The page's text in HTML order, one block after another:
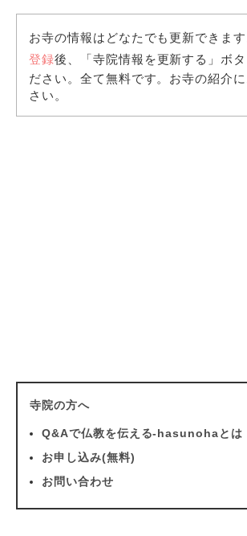
お寺の情報はどなたでも更新できます
登録後、「寺院情報を更新する」ボタ
ださい。全て無料です。お寺の紹介
さい。
寺院の方へ
Q&Aで仏教を伝える-hasunohaとは
お申し込み(無料)
お問い合わせ